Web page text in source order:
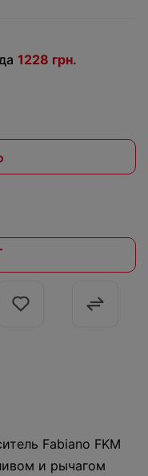
1228 грн.
Fabiano FKM
и рычагом